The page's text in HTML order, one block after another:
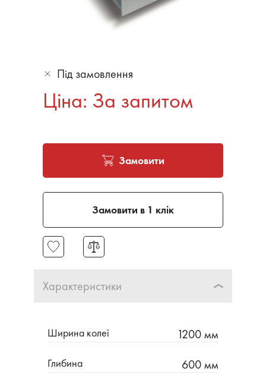
Під замовлення
Ціна: За запитом
Замовити
Замовити в 1 клік
Характеристики
Ширина колеї 1200 мм
Глибина 600 мм